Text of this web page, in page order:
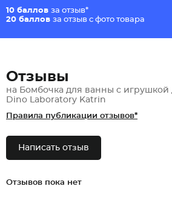
10 баллов за отзыв*
20 баллов за отзыв с фото товара
Отзывы
на Бомбочка для ванны с
Dino Laboratory Katrin
Правила публикации отзывов*
Написать отзыв
Отзывов пока нет